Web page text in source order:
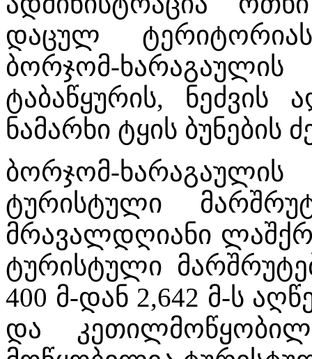
დაცულ
ბორჯომ-
ტაბაწყურის,
ნამარხი ტყის ბუნების
ბორჯომ-
ტურისტული
მრავალდღიანი
ტურისტული
400 მ-დან 2,642 მ-ს
და